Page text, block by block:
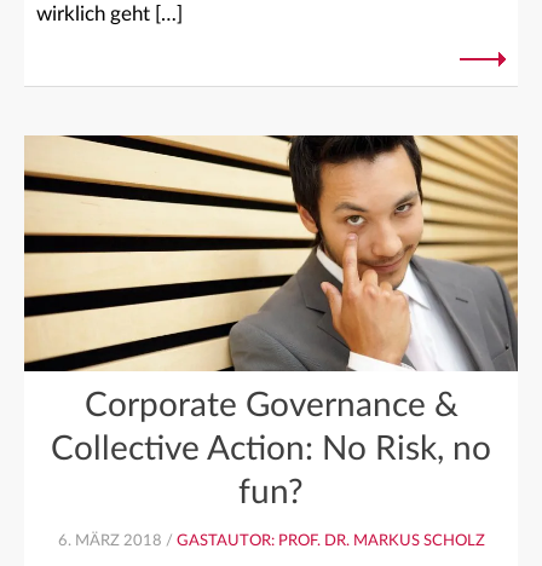
wirklich geht […]
Corporate Governance &
Collective Action: No Risk, no
fun?
6. MÄRZ 2018 / GASTAUTOR: PROF. DR. MARKUS SCHOLZ